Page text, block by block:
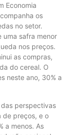
Economia
os
no setor.
uma safra menor
nos preços.
as compras,
do cereal. O
neste ano, 30% a
perspectivas
de preços, e o
a menos. As